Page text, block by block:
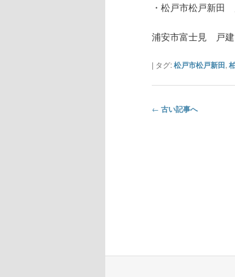
・松戸市松戸新田
浦安市富士見 戸
| タグ:松戸市松戸新田,
投
← 古い記事へ